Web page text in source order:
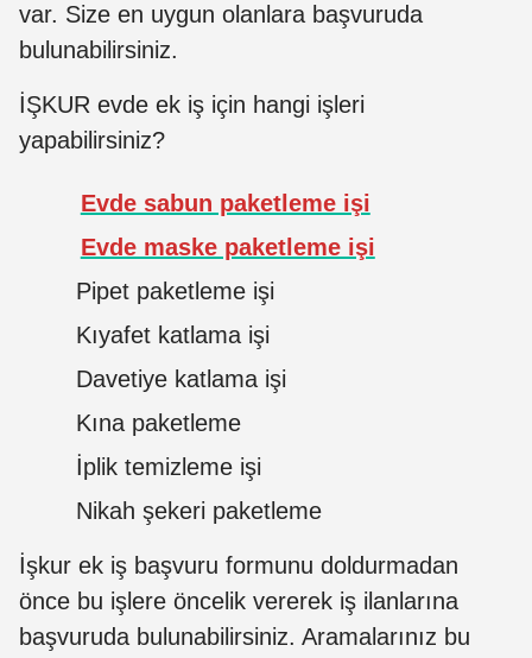
var. Size en uygun olanlara başvuruda
bulunabilirsiniz.
İŞKUR evde ek iş için hangi işleri
yapabilirsiniz?
Evde sabun paketleme işi
Evde maske paketleme işi
Pipet paketleme işi
Kıyafet katlama işi
Davetiye katlama işi
Kına paketleme
İplik temizleme işi
Nikah şekeri paketleme
İşkur ek iş başvuru formunu doldurmadan
önce bu işlere öncelik vererek iş ilanlarına
başvuruda bulunabilirsiniz. Aramalarınız bu